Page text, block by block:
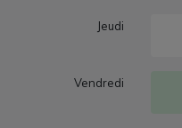
Jeudi
Vendredi